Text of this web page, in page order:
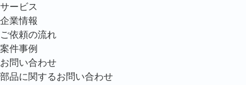
サービス
企業情報
ご依頼の流れ
案件事例
お問い合わせ
部品に関するお問い合わせ